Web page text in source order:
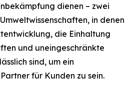
dienen – zwei
in denen
die Einhaltung
und uneingeschränkte
sind, um ein
für Kunden zu sein.